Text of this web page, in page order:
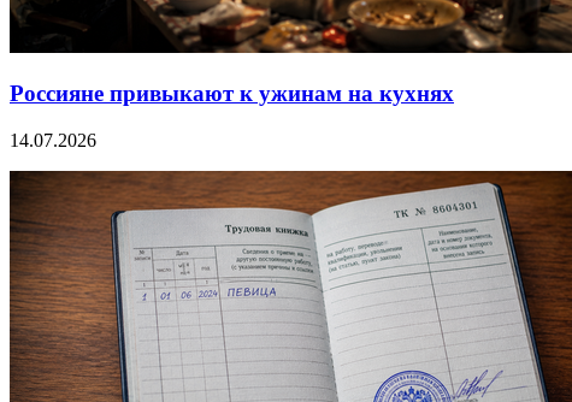
Россияне привыкают к ужинам на кухнях
14.07.2026